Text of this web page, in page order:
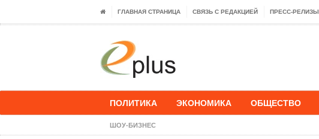
ГЛАВНАЯ СТРАНИЦА СВЯЗЬ С РЕДАКЦИЕЙ ПРЕСС-РЕЛИЗЫ
ПОЛИТИКА ЭКОНОМИКА ОБЩЕСТВО
ШОУ-БИЗНЕС